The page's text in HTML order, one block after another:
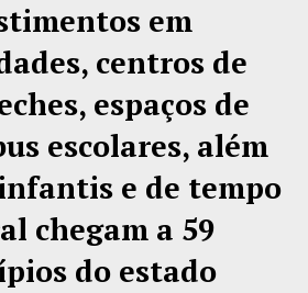
em
centros de
espaços de
escolares, além
e de tempo
chegam a 59
do estado